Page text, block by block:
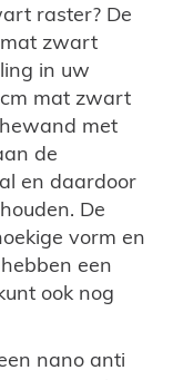
raster? De
zwart
in uw
mat zwart
met
de
en daardoor
De
vorm en
een
ook nog
nano anti